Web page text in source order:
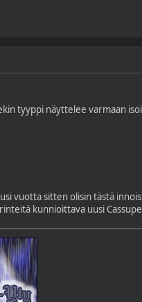
tyyppi näyttelee varmaan
vuotta sitten olisin tästä
kunnioittava uusi